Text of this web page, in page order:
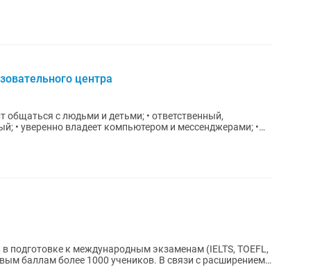
центра
с людьми и детьми; • ответственный,
• уверенно владеет компьютером и мессенджерами; •
баллам более 1000 учеников. В связи с расширением